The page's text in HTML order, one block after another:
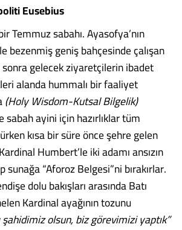
Eusebius
Temmuz sabahı. Ayasofya’nın
bezenmiş geniş bahçesinde çalışan
sonra gelecek ziyaretçilerin ibadet
alanda hummalı bir faaliyet
(Holy Wisdom-Kutsal Bilgelik)
ayini için hazırlıklar tüm
kısa bir süre önce şehre gelen
Humbert’le iki adamı ansızın
“Aforoz Belgesi”ni bırakırlar.
dolu bakışları arasında Batı
Kardinal ayağının tozunu
şahidimiz olsun, biz görevimizi yaptık”